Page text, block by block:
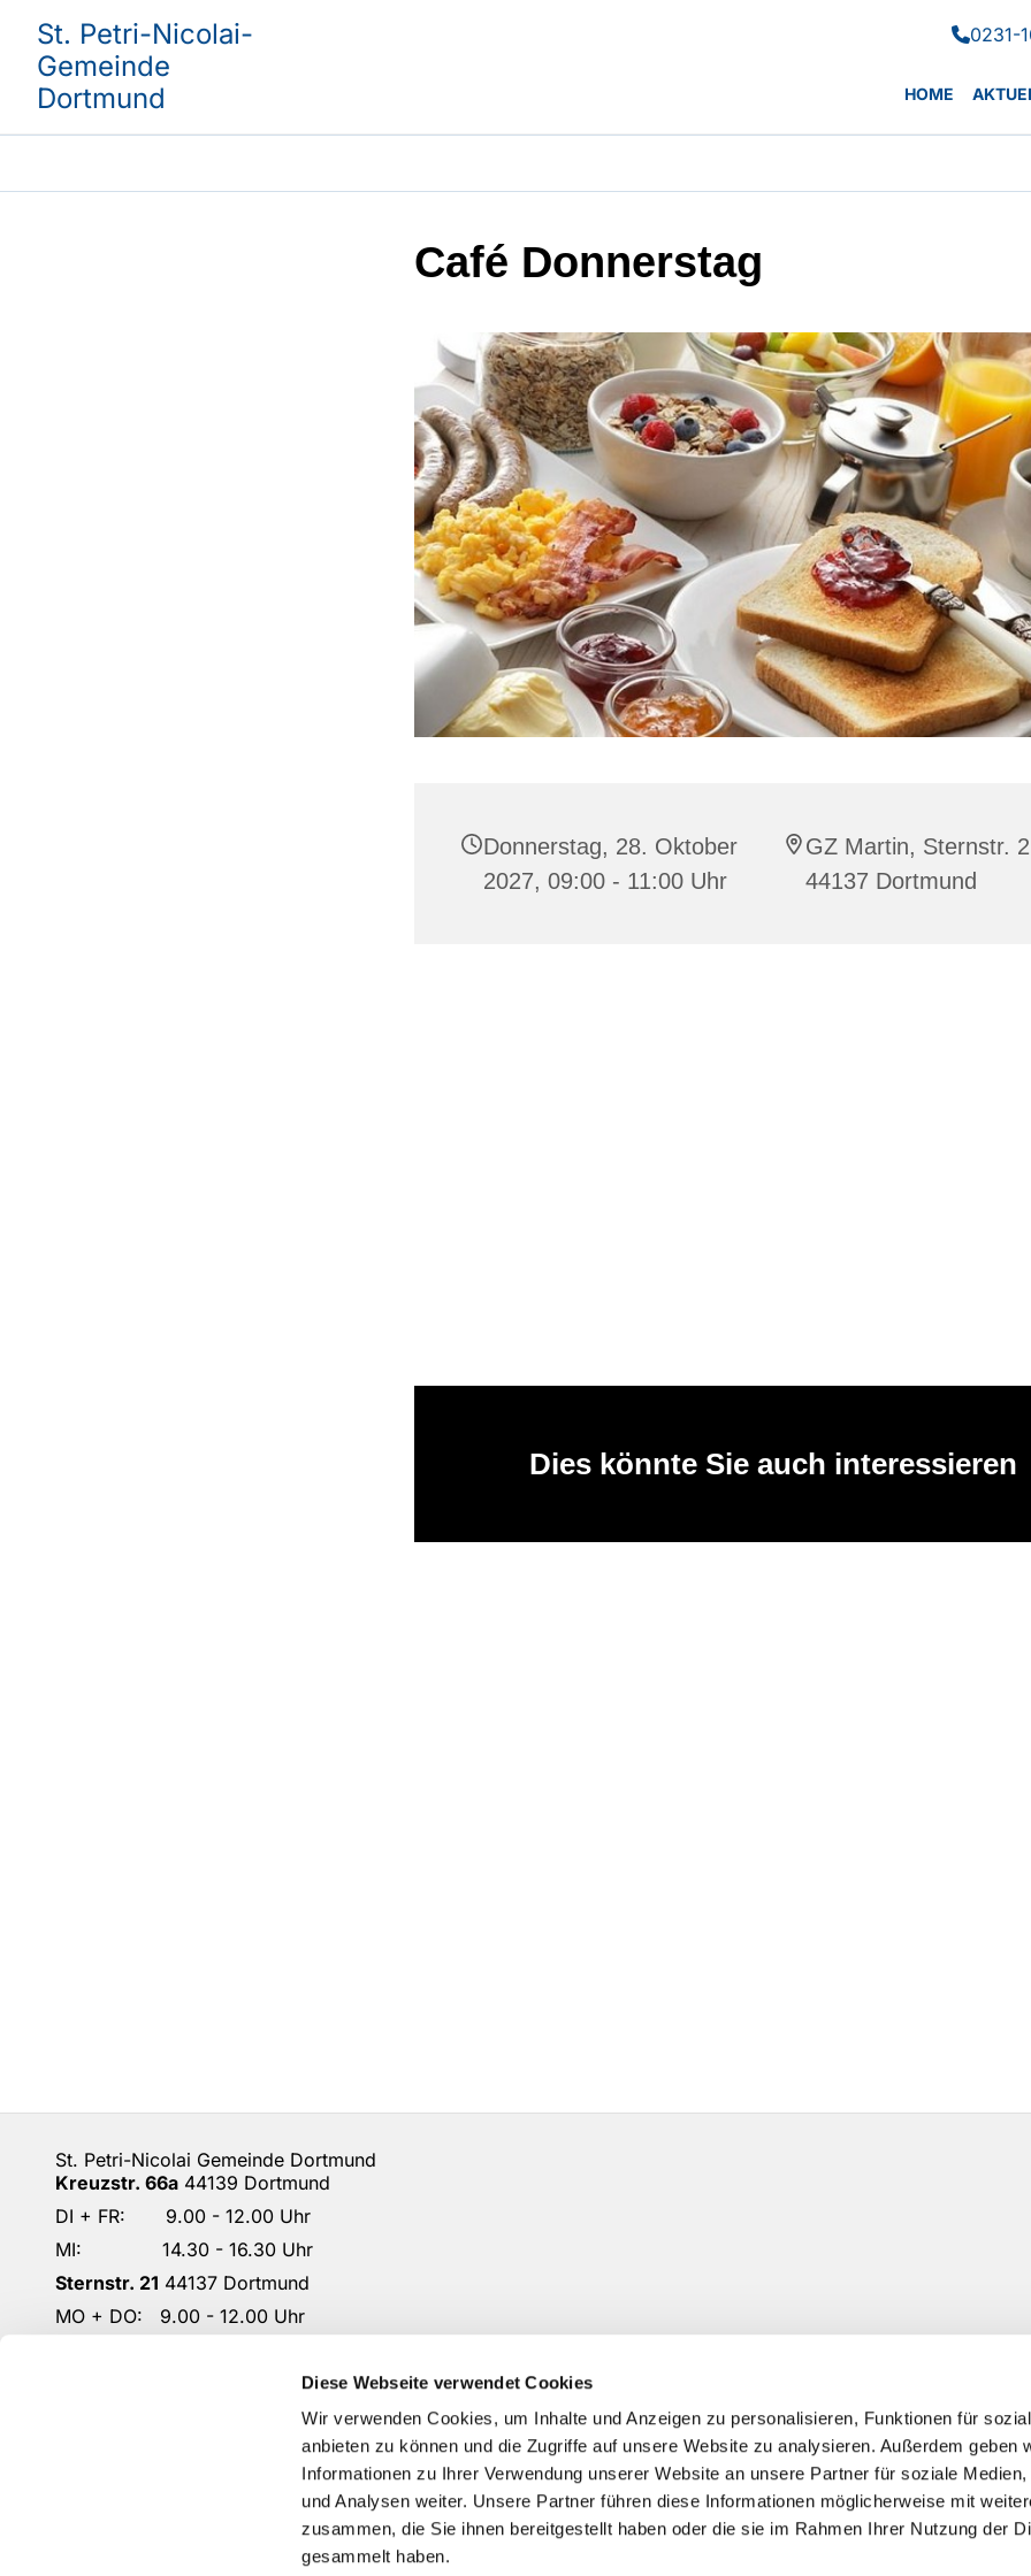
Diese Webseite verwendet Cookies
Wir verwenden Cookies, um Inhalte und Anzeigen zu personalisieren, Funktionen für
anbieten zu können und die Zugriffe auf unsere Website zu analysieren. Außerdem geben
Informationen zu Ihrer Verwendung unserer Website an unsere Partner für soziale Medien,
und Analysen weiter. Unsere Partner führen diese Informationen möglicherweise mit
zusammen, die Sie ihnen bereitgestellt haben oder die sie im Rahmen Ihrer Nutzung der
gesammelt haben.
St. Petri-Nicolai-
Gemeinde
Dortmund
0231-
HOME
Café Donnerstag
Donnerstag, 28. Oktober
2027, 09:00 - 11:00 Uhr
GZ Martin, Sternstr.
44137 Dortmund
Dies könnte Sie auch interessieren
St. Petri-Nicolai Gemeinde Dortmund
Kreuzstr. 66a 44139 Dortmund
DI + FR: 9.00 - 12.00 Uhr
MI: 14.30 - 16.30 Uhr
Sternstr. 21 44137 Dortmund
MO + DO: 9.00 - 12.00 Uhr
DO-KG-Petri-Nicolai@ekkdo.de
Kontoverbindung: Dortmunder Volksbank
IBAN: DE87 4416 0014 2301 1167 02